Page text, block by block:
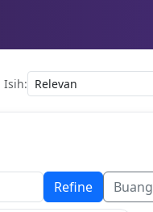
Isih:
Refine Buang